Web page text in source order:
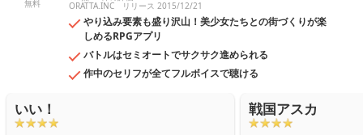
無料 ORATTA.INC リリース 2015/12/21
やり込み要素も盛り沢山！美少女たちとの街づくりが楽
しめるRPGアプリ
バトルはセミオートでサクサク進められる
作中のセリフが全てフルボイスで聴ける
いい！ 戦国アスカ